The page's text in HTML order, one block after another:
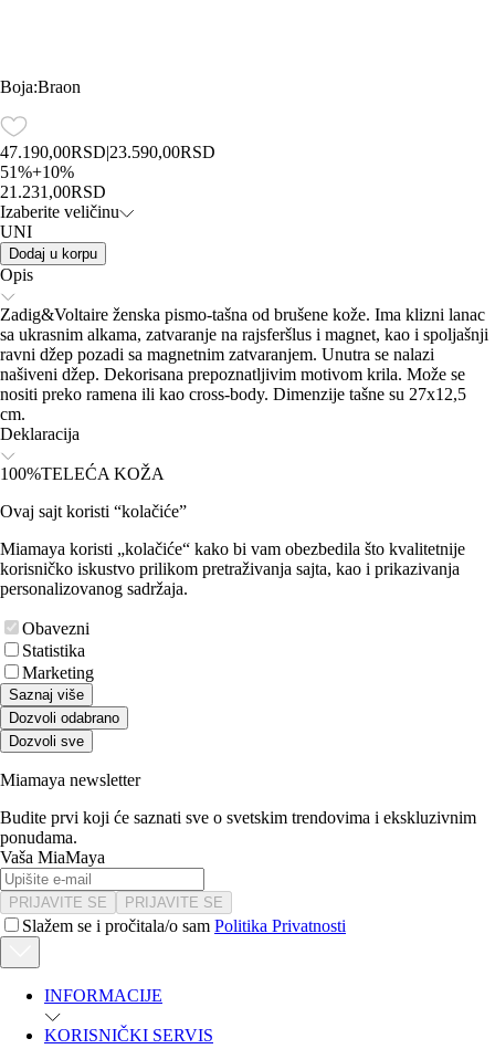
Boja:Braon
47.190,00RSD|23.590,00RSD
51%+10%
21.231,00RSD
Izaberite veličinu
UNI
Dodaj u korpu
Opis
Zadig&Voltaire ženska pismo-tašna od brušene kože. Ima klizni lanac
sa ukrasnim alkama, zatvaranje na rajsferšlus i magnet, kao i spoljašnji
ravni džep pozadi sa magnetnim zatvaranjem. Unutra se nalazi
našiveni džep. Dekorisana prepoznatljivim motivom krila. Može se
nositi preko ramena ili kao cross-body. Dimenzije tašne su 27x12,5
cm.
Deklaracija
100%TELEĆA KOŽA
Ovaj sajt koristi “kolačiće”
Miamaya koristi „kolačiće“ kako bi vam obezbedila što kvalitetnije
korisničko iskustvo prilikom pretraživanja sajta, kao i prikazivanja
personalizovanog sadržaja.
Obavezni
Statistika
Marketing
Saznaj više
Dozvoli odabrano
Dozvoli sve
Miamaya newsletter
Budite prvi koji će saznati sve o svetskim trendovima i ekskluzivnim
ponudama.
Vaša MiaMaya
PRIJAVITE SE PRIJAVITE SE
Slažem se i pročitala/o sam Politika Privatnosti
INFORMACIJE
KORISNIČKI SERVIS